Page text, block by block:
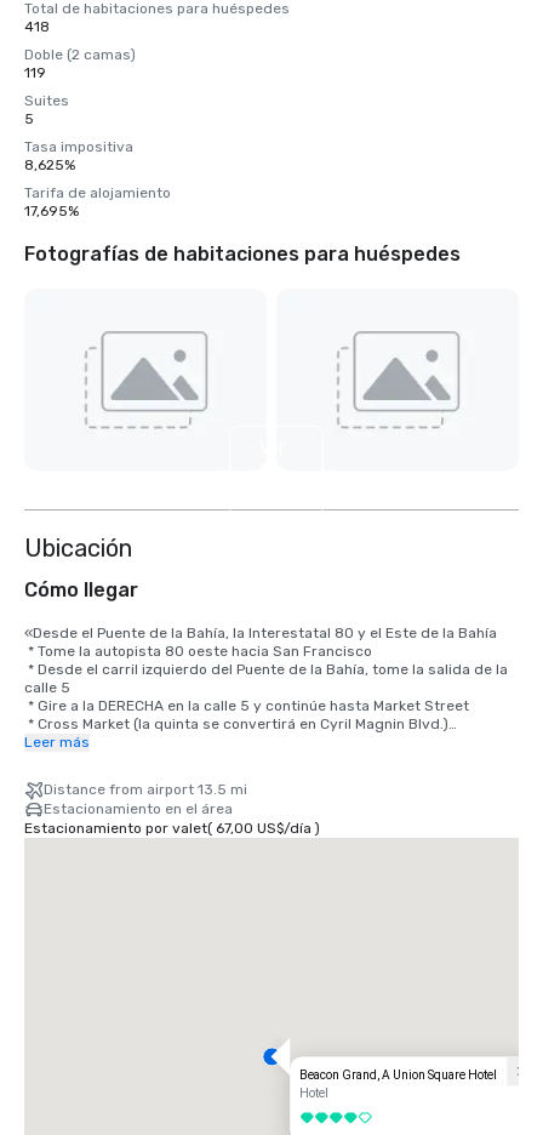
Total de habitaciones para huéspedes
418
Doble (2 camas)
119
Suites
5
Tasa impositiva
8,625%
Tarifa de alojamiento
17,695%
Fotografías de habitaciones para huéspedes
Ubicación
Cómo llegar
«Desde el Puente de la Bahía, la Interestatal 80 y el Este de la Bahía
* Tome la autopista 80 oeste hacia San Francisco
* Desde el carril izquierdo del Puente de la Bahía, tome la salida de la
calle 5
* Gire a la DERECHA en la calle 5 y continúe hasta Market Street
* Cross Market (la quinta se convertirá en Cyril Magnin Blvd.)
* Continúe 2 cuadras hasta O'Farrell Street, gire a la DERECHA en
* Gire a la IZQUIERDA hacia Powell
* El Beacon Grand Hotel está en la esquina de las calles Powell y
Sutter, en Union Square, San Francisco
Sutter, en Union Square, San Francisco
Leer más
Distance from airport 13.5 mi
Estacionamiento en el área
Estacionamiento por valet( 67,00 US$/día )
Beacon Grand, A Union Square Hotel
Hotel
4 de 5